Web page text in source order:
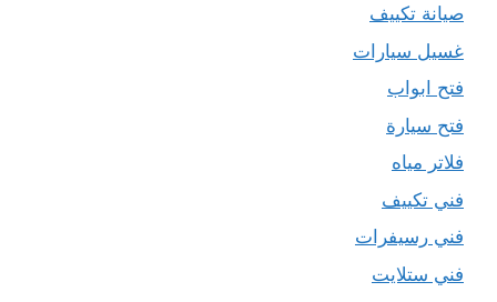
صيانة تكييف
غسيل سيارات
فتح ابواب
فتح سيارة
فلاتر مياه
فني تكييف
فني رسيفرات
فني ستلايت